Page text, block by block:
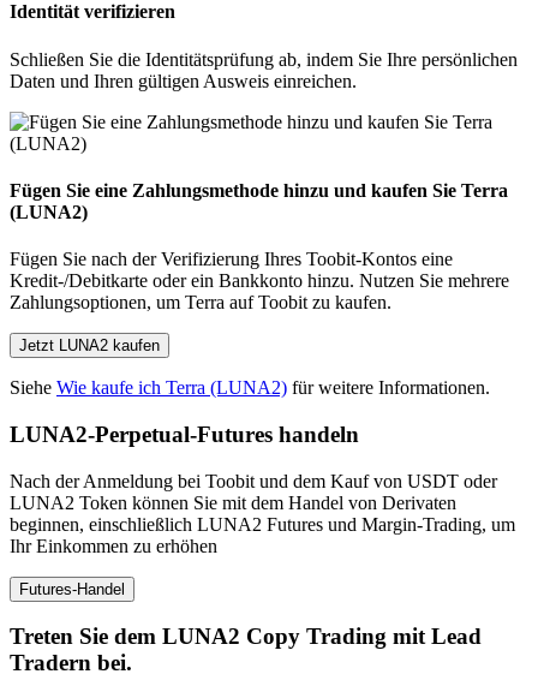
Identität verifizieren
Schließen Sie die Identitätsprüfung ab, indem Sie Ihre persönlichen
Daten und Ihren gültigen Ausweis einreichen.
Fügen Sie eine Zahlungsmethode hinzu und kaufen Sie Terra
(LUNA2)
Fügen Sie nach der Verifizierung Ihres Toobit-Kontos eine
Kredit-/Debitkarte oder ein Bankkonto hinzu. Nutzen Sie mehrere
Zahlungsoptionen, um Terra auf Toobit zu kaufen.
Jetzt LUNA2 kaufen
Siehe Wie kaufe ich Terra (LUNA2) für weitere Informationen.
LUNA2-Perpetual-Futures handeln
Nach der Anmeldung bei Toobit und dem Kauf von USDT oder
LUNA2 Token können Sie mit dem Handel von Derivaten
beginnen, einschließlich LUNA2 Futures und Margin-Trading, um
Ihr Einkommen zu erhöhen
Futures-Handel
Treten Sie dem LUNA2 Copy Trading mit Lead
Tradern bei.